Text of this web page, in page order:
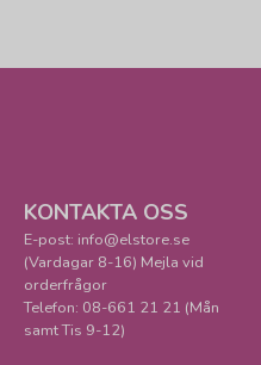
KONTAKTA OSS
E-post: info@elstore.se
(Vardagar 8-16) Mejla vid
orderfrågor
Telefon: 08-661 21 21 (Mån
samt Tis 9-12)